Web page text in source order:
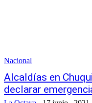
Nacional
Alcaldías en
declarar